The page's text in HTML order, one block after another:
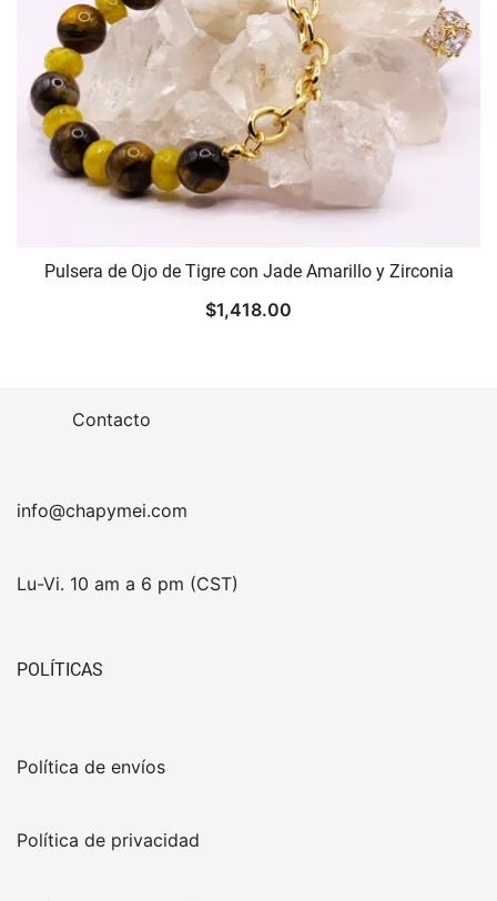
Pulsera de Ojo de Tigre con Jade Amarillo y Zirconia
$1,418.00
Contacto
info@chapymei.com
Lu-Vi. 10 am a 6 pm (CST)
POLÍTICAS
Política de envíos
Política de privacidad